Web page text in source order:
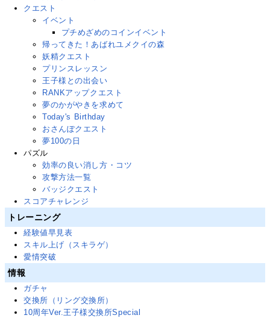
クエスト
イベント
プチめざめのコインイベント
帰ってきた！あばれユメクイの森
妖精クエスト
プリンスレッスン
王子様との出会い
RANKアップクエスト
夢のかがやきを求めて
Today's Birthday
おさんぽクエスト
夢100の日
パズル
効率の良い消し方・コツ
攻撃方法一覧
バッジクエスト
スコアチャレンジ
トレーニング
経験値早見表
スキル上げ（スキラゲ）
愛情突破
情報
ガチャ
交換所（リング交換所）
10周年Ver.王子様交換所Special